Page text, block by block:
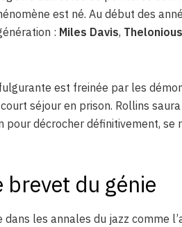
est né. Au début des
: Miles Davis,
est freinée par les
séjour en prison. Rollins
pour décrocher définitivement,
brevet du génie
les annales du jazz comme